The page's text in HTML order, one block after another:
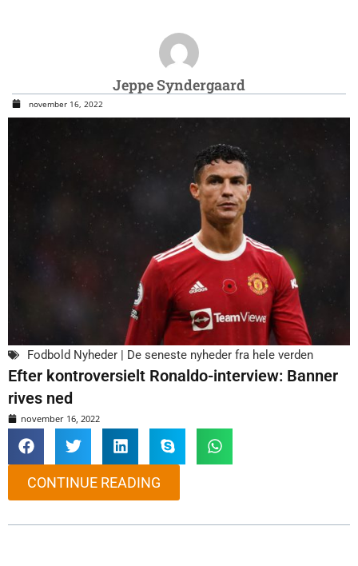
Jeppe Syndergaard
november 16, 2022
Fodbold Nyheder | De seneste nyheder fra hele verden
Efter kontroversielt Ronaldo-interview: Banner
rives ned
november 16, 2022
CONTINUE READING